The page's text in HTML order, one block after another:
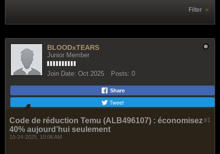
Filter
BLOODxTEARS
Junior Member
Join Date: Oct 2025 Posts: 0
Share
Tweet
#1
Code de réduction Temu (ALB496107) : économisez
40% aujourd’hui seulement
10-24-2025, 10:06 AM